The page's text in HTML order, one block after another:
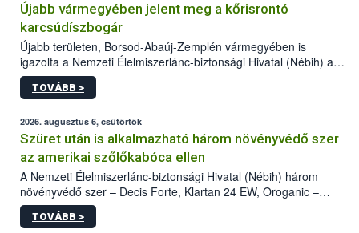
Újabb vármegyében jelent meg a kőrisrontó
karcsúdíszbogár
Újabb területen, Borsod-Abaúj-Zemplén vármegyében is
igazolta a Nemzeti Élelmiszerlánc-biztonsági Hivatal (Nébih) a
kőrisrontó karcsúdíszbogár (Agrilus planipennis) jelenlétét. A
kártevőt nem csak színcsapdában találták meg, de már fertőzött
az intenzív felderítést, emellett az intézkedéseket a szlovák
hatósággal is összehangolják a terjedés megállítása érdekében.
TOVÁBB >
2026. augusztus 6, csütörtök
Szüret után is alkalmazható három növényvédő szer
az amerikai szőlőkabóca ellen
A Nemzeti Élelmiszerlánc-biztonsági Hivatal (Nébih) három
növényvédő szer – Decis Forte, Klartan 24 EW, Oroganic –
engedélyokiratát módosította, így azok a szüretet követően,
egészen a vesszőérettség (BBCH 91) stádiumáig
TOVÁBB >